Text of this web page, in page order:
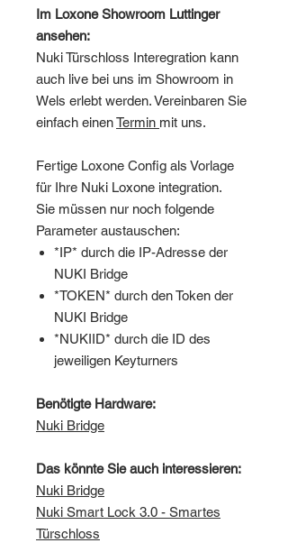
Im Loxone Showroom Luttinger
ansehen:
Nuki Türschloss Interegration kann
auch live bei uns im Showroom in
Wels erlebt werden. Vereinbaren Sie
einfach einenTermin mit uns.
Fertige Loxone Config als Vorlage
für Ihre Nuki Loxone integration.
Sie müssen nur noch folgende
Parameter austauschen:
*IP* durch die IP-Adresse der
NUKI Bridge
*TOKEN* durch den Token der
NUKI Bridge
*NUKIID* durch die ID des
jeweiligen Keyturners
Benötigte Hardware:
Nuki Bridge
Das könnte Sie auch interessieren:
Nuki Bridge
Nuki Smart Lock 3.0 - Smartes
Türschloss